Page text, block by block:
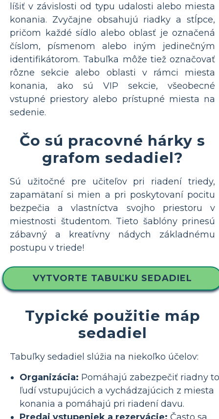
líšiť v závislosti od typu udalosti alebo miesta
konania. Zvyčajne obsahujú riadky a stĺpce,
pričom každé sídlo alebo oblasť je označená
číslom, písmenom alebo iným jedinečným
identifikátorom. Tabuľka môže tiež označovať
rôzne sekcie alebo oblasti v rámci miesta
konania, ako sú VIP sekcie, všeobecné
vstupné priestory alebo prístupné miesta na
sedenie.
Čo sú pracovné hárky s
grafom sedadiel?
Sú užitočné pre učiteľov pri riadení triedy,
zapamätaní si mien a pri poskytovaní pocitu
bezpečia a vlastníctva svojho priestoru v
miestnosti študentom. Tieto šablóny prinesú
zábavný a kreatívny nádych základnému
postupu v triede!
VYTVORTE TABUĽKU SEDADIEL
Typické použitie máp
sedadiel
Tabuľky sedadiel slúžia na niekoľko účelov:
Organizácia: Pomáhajú zabezpečiť riadny
ľudí vstupujúcich a vychádzajúcich z miesta
konania a pomáhajú pri riadení davu.